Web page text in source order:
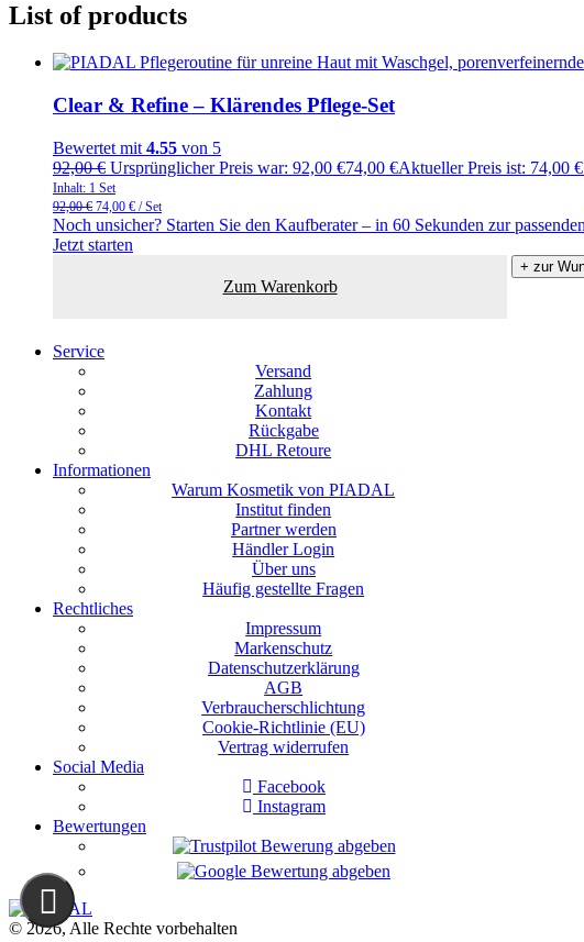
List of products
Clear & Refine – Klärendes Pflege-Set
Bewertet mit 4.55 von 5
92,00€ Ursprünglicher Preis war: 92,00 €74,00 €Aktueller Preis ist: 74,00
Inhalt: 1 Set
92,00€ 74,00 € /Set
Noch unsicher? Starten Sie den Kaufberater – in 60 Sekunden zur
Jetzt starten
Zum Warenkorb
+ zur
Service
Versand
Zahlung
Kontakt
Rückgabe
DHL Retoure
Informationen
Warum Kosmetik von PIADAL
Institut finden
Partner werden
Händler Login
Über uns
Häufig gestellte Fragen
Rechtliches
Impressum
Markenschutz
Datenschutzerklärung
AGB
Verbraucherschlichtung
Cookie-Richtlinie (EU)
Vertrag widerrufen
Social Media
Facebook
Instagram
Bewertungen
© 2026, Alle Rechte vorbehalten